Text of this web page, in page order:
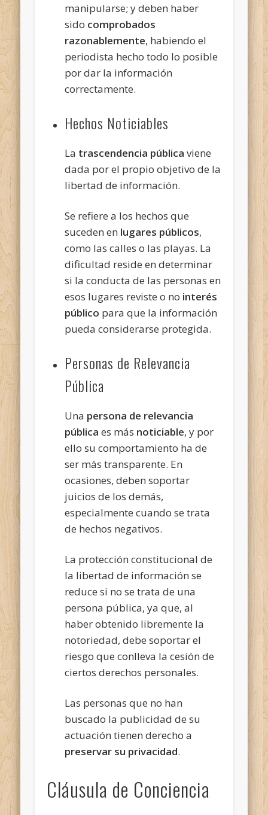
manipularse; y deben haber
sido comprobados
razonablemente, habiendo el
periodista hecho todo lo posible
por dar la información
correctamente.
Hechos Noticiables
La trascendencia pública viene
dada por el propio objetivo de la
libertad de información.
Se refiere a los hechos que
suceden en lugares públicos,
como las calles o las playas. La
dificultad reside en determinar
si la conducta de las personas en
esos lugares reviste o no interés
público para que la información
pueda considerarse protegida.
Personas de Relevancia
Pública
Una persona de relevancia
pública es más noticiable, y por
ello su comportamiento ha de
ser más transparente. En
ocasiones, deben soportar
juicios de los demás,
especialmente cuando se trata
de hechos negativos.
La protección constitucional de
la libertad de información se
reduce si no se trata de una
persona pública, ya que, al
haber obtenido libremente la
notoriedad, debe soportar el
riesgo que conlleva la cesión de
ciertos derechos personales.
Las personas que no han
buscado la publicidad de su
actuación tienen derecho a
preservar su privacidad.
Cláusula de Conciencia